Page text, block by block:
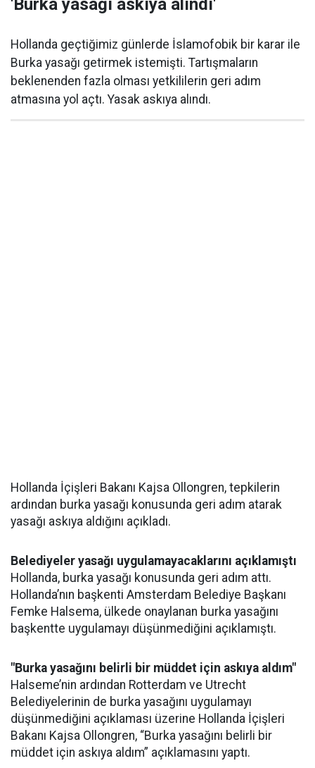
'Burka yasağı askıya alındı'
Hollanda geçtiğimiz günlerde İslamofobik bir karar ile
Burka yasağı getirmek istemişti. Tartışmaların
beklenenden fazla olması yetkililerin geri adım
atmasına yol açtı. Yasak askıya alındı.
Hollanda İçişleri Bakanı Kajsa Ollongren, tepkilerin
ardından burka yasağı konusunda geri adım atarak
yasağı askıya aldığını açıkladı.
Belediyeler yasağı uygulamayacaklarını açıklamıştı
Hollanda, burka yasağı konusunda geri adım attı.
Hollanda’nın başkenti Amsterdam Belediye Başkanı
Femke Halsema, ülkede onaylanan burka yasağını
başkentte uygulamayı düşünmediğini açıklamıştı.
"Burka yasağını belirli bir müddet için askıya aldım"
Halseme’nin ardından Rotterdam ve Utrecht
Belediyelerinin de burka yasağını uygulamayı
düşünmediğini açıklaması üzerine Hollanda İçişleri
Bakanı Kajsa Ollongren, “Burka yasağını belirli bir
müddet için askıya aldım” açıklamasını yaptı.